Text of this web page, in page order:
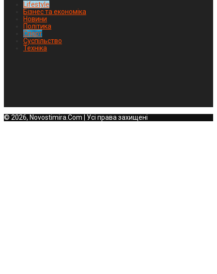
Lifestyle
Бізнес та економіка
Новини
Політика
Спорт
Суспільство
Техніка
© 2026, Novostimira.Com | Усі права захищені